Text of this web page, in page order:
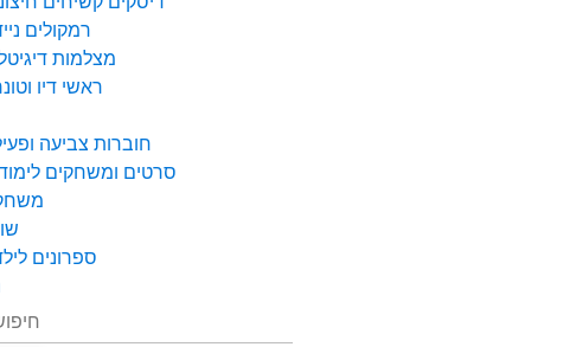
רמקולים
מצלמות
ראשי דיו
חוברות צביעה
סרטים ומשחקים
ספרונים